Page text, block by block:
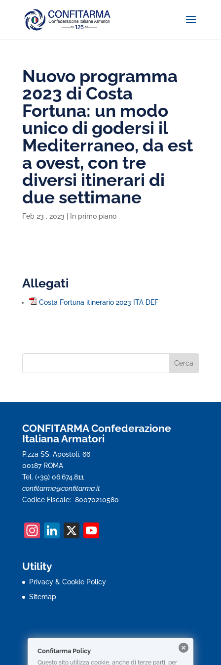
Nuovo programma
2023 di Costa
Fortuna: un modo
unico di godersi il
Mediterraneo, da est
a ovest, con tre
diversi itinerari di
due settimane
Feb 23 , 2023 In primo piano
Allegati
Costa Fortuna itinerario 2023 ITA DEF
CONFITARMA Confederazione
Italiana Armatori
P.zza SS. Apostoli, 66.
00187 ROMA
Tel. (+39) 06.674.811
confitarma@confitarma.it
Codice Fiscale: 80070210580
In
a
gr
a
Li
e
X Y
T
C
h
Utility
Privacy & Cookie Policy
Sitemap
Confitarma Policy
Questo sito utilizza cookie, anche di terze parti, per